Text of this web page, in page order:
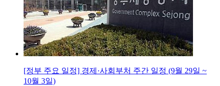
[정부 주요 일정] 경제·사회부처 주간 일정 (9월 29일 ~
10월 3일)